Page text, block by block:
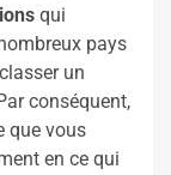
qui
pays
un
conséquent,
que vous
en ce qui